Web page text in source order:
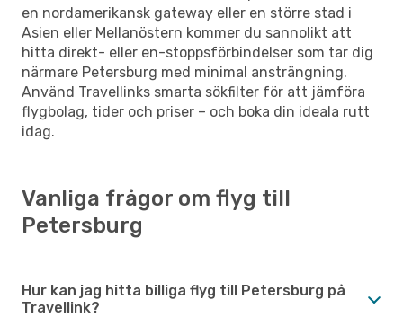
en nordamerikansk gateway eller en större stad i
Asien eller Mellanöstern kommer du sannolikt att
hitta direkt- eller en-stoppsförbindelser som tar dig
närmare Petersburg med minimal ansträngning.
Använd Travellinks smarta sökfilter för att jämföra
flygbolag, tider och priser – och boka din ideala rutt
idag.
Vanliga frågor om flyg till
Petersburg
Hur kan jag hitta billiga flyg till Petersburg på
Travellink?